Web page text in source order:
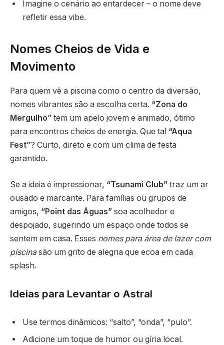
Imagine o cenário ao entardecer – o nome deve
refletir essa vibe.
Nomes Cheios de Vida e
Movimento
Para quem vê a piscina como o centro da diversão,
nomes vibrantes são a escolha certa. “Zona do
Mergulho” tem um apelo jovem e animado, ótimo
para encontros cheios de energia. Que tal “Aqua
Fest”? Curto, direto e com um clima de festa
garantido.
Se a ideia é impressionar, “Tsunami Club” traz um ar
ousado e marcante. Para famílias ou grupos de
amigos, “Point das Águas” soa acolhedor e
despojado, sugerindo um espaço onde todos se
sentem em casa. Esses nomes para área de lazer com
piscinasão um grito de alegria que ecoa em cada
splash.
Ideias para Levantar o Astral
Use termos dinâmicos: “salto”, “onda”, “pulo”.
Adicione um toque de humor ou gíria local.